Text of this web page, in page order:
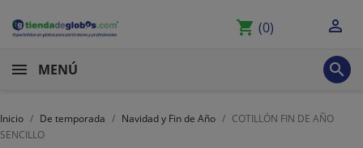
shopping_cart (0) 
MENÚ 
Inicio De temporada Navidad y Fin de Año
COTILLÓN FIN DE AÑO
SENCILLO